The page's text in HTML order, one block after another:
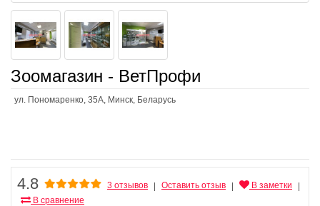
Зоомагазин - ВетПрофи
ул. Пономаренко, 35А, Минск, Беларусь
4.8 3 отзывов Оставить отзыв В заметки
В сравнение